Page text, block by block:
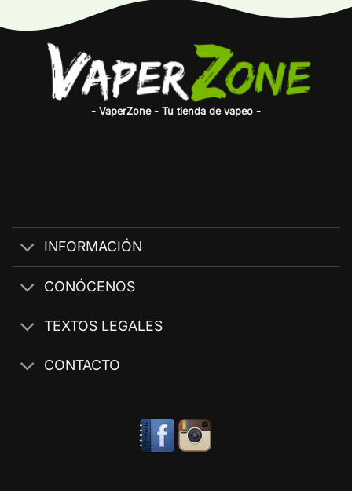
- VaperZone - Tu tienda de vapeo -
INFORMACIÓN
CONÓCENOS
TEXTOS LEGALES
CONTACTO